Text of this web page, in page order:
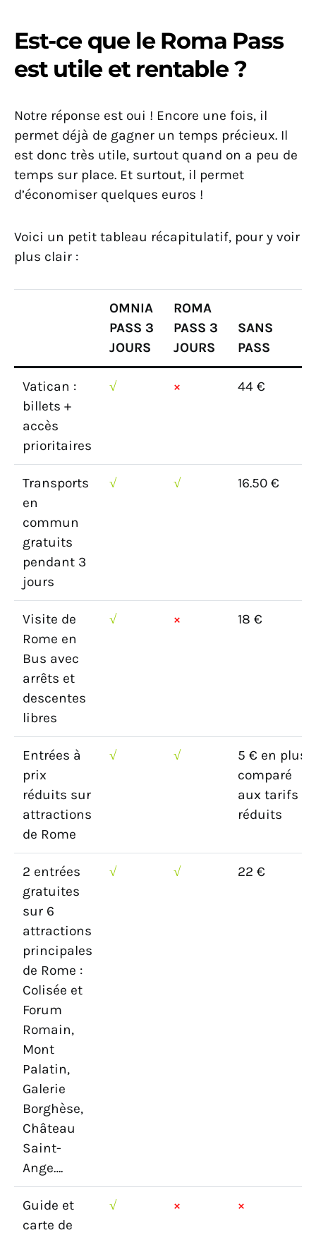
Est-ce que le Roma Pass
est utile et rentable ?
Notre réponse est oui ! Encore une fois, il
permet déjà de gagner un temps précieux. Il
est donc très utile, surtout quand on a peu de
temps sur place. Et surtout, il permet
d’économiser quelques euros !
Voici un petit tableau récapitulatif, pour y voir
plus clair :
OMNIA
PASS 3
JOURS
ROMA
PASS 3
JOURS
SANS
PASS
Vatican :
billets +
accès
prioritaires
√ × 44 €
Transports
en
commun
gratuits
pendant 3
jours
√ √ 16.50 €
Visite de
Rome en
Bus avec
arrêts et
descentes
libres
√ × 18 €
Entrées à
prix
réduits sur
attractions
de Rome
√ √
5 € en plus
comparé
aux tarifs
réduits
2 entrées
gratuites
sur 6
attractions
principales
de Rome :
Colisée et
Forum
Romain,
Mont
Palatin,
Galerie
Borghèse,
Château
Saint-
Ange….
√ √ 22 €
Guide et
carte de
√ × ×